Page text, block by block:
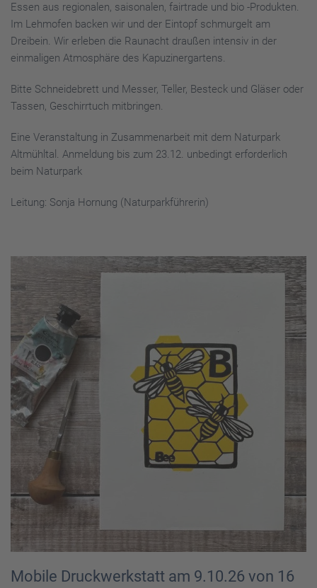
Essen aus regionalen, saisonalen, fairtrade und bio -Produkten.
Im Lehmofen backen wir und der Eintopf schmurgelt am
Dreibein. Wir erleben die Raunacht draußen intensiv in der
einmaligen Atmosphäre des Kapuzinergartens.
Bitte Schneidebrett und Messer, Teller, Besteck und Gläser oder
Tassen, Geschirrtuch mitbringen.
Eine Veranstaltung in Zusammenarbeit mit dem Naturpark
Altmühltal. Anmeldung bis zum 23.12. unbedingt erforderlich
beim Naturpark
Leitung: Sonja Hornung (Naturparkführerin)
Mobile Druckwerkstatt am 9.10.26 von 16